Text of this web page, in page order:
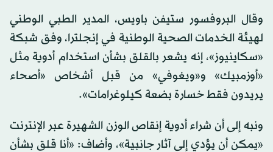
وقال البروفسور ستيفن باويس، المدير الطبي الوطني
لهيئة الخدمات الصحية الوطنية في إنجلترا، وفق شبكة
«سكاينيوز»، إنه يشعر بالقلق بشأن استخدام أدوية مثل
«أوزمبيك» و«ويغوفي» من قبل أشخاص «أصحاء
يريدون فقط خسارة بضعة كيلوغرامات».
ونبه إلى أن شراء أدوية إنقاص الوزن الشهيرة عبر الإنترنت
«يمكن أن يؤدي إلى آثار جانبية»، وأضاف: «أنا قلق بشأن